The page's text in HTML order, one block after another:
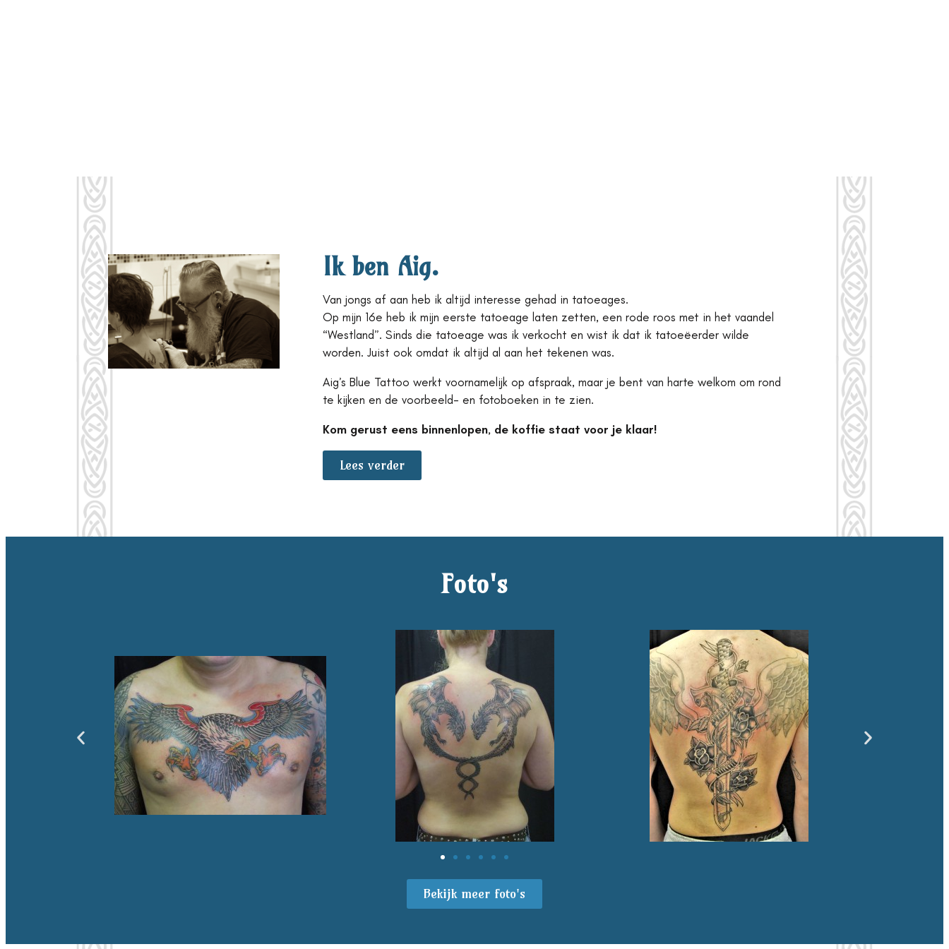
Ik ben Aig.
Van jongs af aan heb ik altijd interesse gehad in tatoeages.
Op mijn 16e heb ik mijn eerste tatoeage laten zetten, een rode roos met in het vaandel
“Westland”. Sinds die tatoeage was ik verkocht en wist ik dat ik tatoeëerder wilde
worden. Juist ook omdat ik altijd al aan het tekenen was.
Aig’s Blue Tattoo werkt voornamelijk op afspraak, maar je bent van harte welkom om rond
te kijken en de voorbeeld- en fotoboeken in te zien.
Kom gerust eens binnenlopen, de koffie staat voor je klaar!
Lees verder
Foto's
Bekijk meer foto's